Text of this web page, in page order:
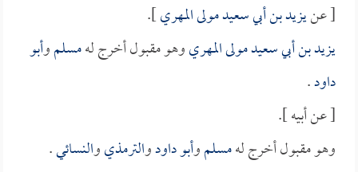
[ عنيزيد بن أبي سعيد مولى المهري].
يزيد بن أبي سعيد مولى المهريوهو مقبول أخرج لهمسلموأبو
داود.
[ عن أبيه ].
وهو مقبول أخرج لهمسلموأبو داودوالترمذيوالنسائي.